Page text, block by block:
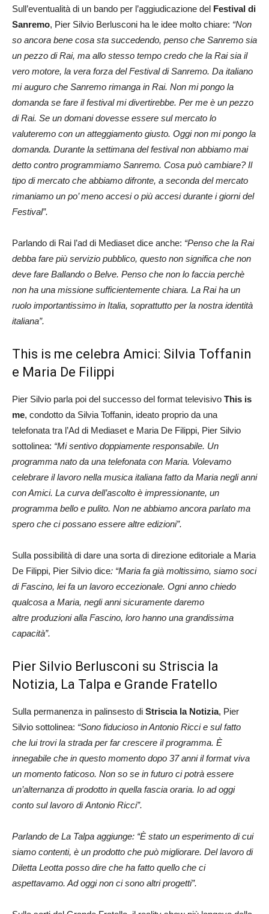
Sull’eventualità di un bando per l’aggiudicazione del Festival di
Sanremo, Pier Silvio Berlusconi ha le idee molto chiare: “Non
so ancora bene cosa sta succedendo, penso che Sanremo sia
un pezzo di Rai, ma allo stesso tempo credo che la Rai sia il
vero motore, la vera forza del Festival di Sanremo. Da italiano
mi auguro che Sanremo rimanga in Rai. Non mi pongo la
domanda se fare il festival mi divertirebbe. Per me è un pezzo
di Rai. Se un domani dovesse essere sul mercato lo
valuteremo con un atteggiamento giusto. Oggi non mi pongo la
domanda. Durante la settimana del festival non abbiamo mai
detto contro programmiamo Sanremo. Cosa può cambiare? Il
tipo di mercato che abbiamo difronte, a seconda del mercato
rimaniamo un po’ meno accesi o più accesi durante i giorni del
Festival”.
Parlando di Rai l’ad di Mediaset dice anche: “Penso che la Rai
debba fare più servizio pubblico, questo non significa che non
deve fare Ballando o Belve. Penso che non lo faccia perchè
non ha una missione sufficientemente chiara. La Rai ha un
ruolo importantissimo in Italia, soprattutto per la nostra identità
italiana”.
This is me celebra Amici: Silvia Toffanin
e Maria De Filippi
Pier Silvio parla poi del successo del format televisivo This is
me, condotto da Silvia Toffanin, ideato proprio da una
telefonata tra l’Ad di Mediaset e Maria De Filippi, Pier Silvio
sottolinea: “Mi sentivo doppiamente responsabile. Un
programma nato da una telefonata con Maria. Volevamo
celebrare il lavoro nella musica italiana fatto da Maria negli anni
con Amici. La curva dell’ascolto è impressionante, un
programma bello e pulito. Non ne abbiamo ancora parlato ma
spero che ci possano essere altre edizioni”.
Sulla possibilità di dare una sorta di direzione editoriale a Maria
De Filippi, Pier Silvio dice: “Maria fa già moltissimo, siamo soci
di Fascino, lei fa un lavoro eccezionale. Ogni anno chiedo
qualcosa a Maria, negli anni sicuramente daremo
altre produzioni alla Fascino, loro hanno una grandissima
capacità”.
Pier Silvio Berlusconi su Striscia la
Notizia, La Talpa e Grande Fratello
Sulla permanenza in palinsesto di Striscia la Notizia, Pier
Silvio sottolinea: “Sono fiducioso in Antonio Ricci e sul fatto
che lui trovi la strada per far crescere il programma. È
innegabile che in questo momento dopo 37 anni il format viva
un momento faticoso. Non so se in futuro ci potrà essere
un’alternanza di prodotto in quella fascia oraria. Io ad oggi
conto sul lavoro di Antonio Ricci”.
Parlando de La Talpa aggiunge: “È stato un esperimento di cui
siamo contenti, è un prodotto che può migliorare. Del lavoro di
Diletta Leotta posso dire che ha fatto quello che ci
aspettavamo. Ad oggi non ci sono altri progetti”.